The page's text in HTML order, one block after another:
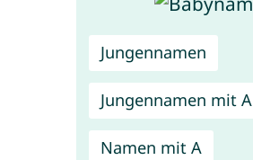
Jungennamen
Jungennamen mit A
Namen mit A